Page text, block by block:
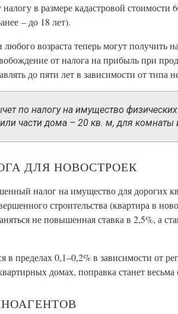
в размере кадастровой
– до 18 лет).
возраста теперь могут получить
от налога на прибыль при
до пяти лет в зависимости от типа
по налогу на имущество
части дома – 20 кв. м, для комнаты
ДЛЯ НОВОСТРОЕК
налог на имущество для дорогих
строительства (квартира в
не повышенная ставка в 2,5%, а
в пределах 0,1–0,2% в зависимости от
домах, поправка станет весьма